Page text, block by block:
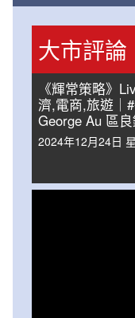
大市評論
《輝常策略》
濟,電商,旅遊｜
George Au 區
2024年12月24日